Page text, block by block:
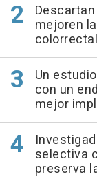
mejoren
Un
con un
mejor
selectiva
preserva